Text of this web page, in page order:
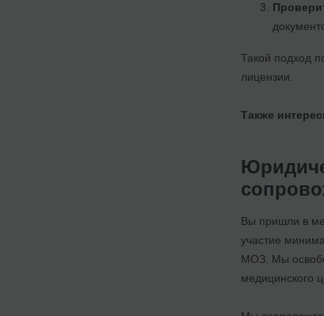
Такой подход
лицензии.
Также
Вы пришли в
участие
МОЗ. Мы
медицинского